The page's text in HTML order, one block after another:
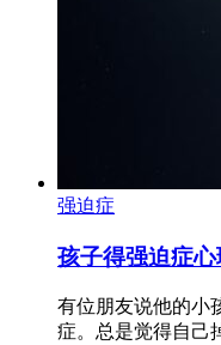
强迫症
孩子得强迫症
有位朋友说他的小
症。总是觉得自己